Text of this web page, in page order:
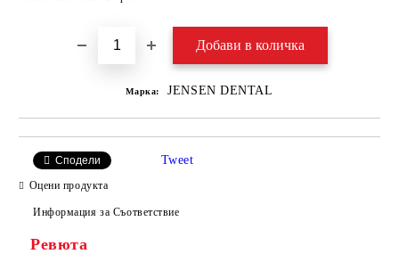
Марка: JENSEN DENTAL
Сподели Tweet
Оцени продукта
Информация за Съответствие
Ревюта